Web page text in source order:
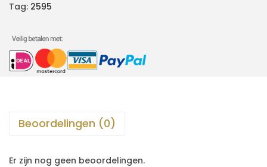
Tag: 2595
Beoordelingen (0)
Er zijn nog geen beoordelingen.